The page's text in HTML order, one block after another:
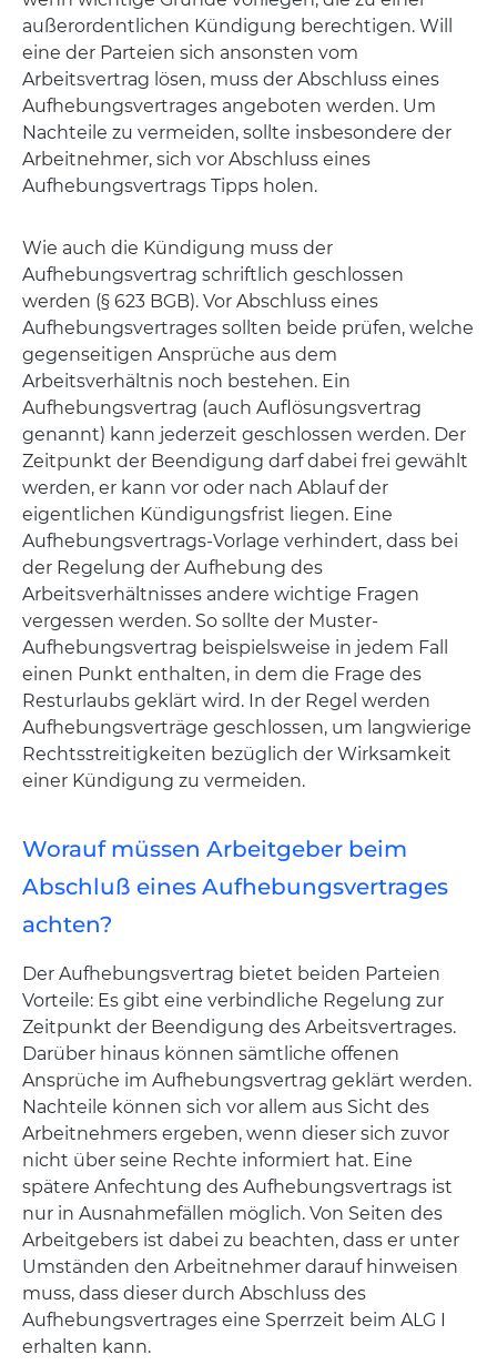
außerordentlichen Kündigung berechtigen. Will
eine der Parteien sich ansonsten vom
Arbeitsvertrag lösen, muss der Abschluss eines
Aufhebungsvertrages angeboten werden. Um
Nachteile zu vermeiden, sollte insbesondere der
Arbeitnehmer, sich vor Abschluss eines
Aufhebungsvertrags Tipps holen.
Wie auch die Kündigung muss der
Aufhebungsvertrag schriftlich geschlossen
werden (§ 623 BGB). Vor Abschluss eines
Aufhebungsvertrages sollten beide prüfen, welche
gegenseitigen Ansprüche aus dem
Arbeitsverhältnis noch bestehen. Ein
Aufhebungsvertrag (auch Auflösungsvertrag
genannt) kann jederzeit geschlossen werden. Der
Zeitpunkt der Beendigung darf dabei frei gewählt
werden, er kann vor oder nach Ablauf der
eigentlichen Kündigungsfrist liegen. Eine
Aufhebungsvertrags-Vorlage verhindert, dass bei
der Regelung der Aufhebung des
Arbeitsverhältnisses andere wichtige Fragen
vergessen werden. So sollte der Muster-
Aufhebungsvertrag beispielsweise in jedem Fall
einen Punkt enthalten, in dem die Frage des
Resturlaubs geklärt wird. In der Regel werden
Aufhebungsverträge geschlossen, um langwierige
Rechtsstreitigkeiten bezüglich der Wirksamkeit
einer Kündigung zu vermeiden.
Worauf müssen Arbeitgeber beim
Abschluß eines Aufhebungsvertrages
achten?
Der Aufhebungsvertrag bietet beiden Parteien
Vorteile: Es gibt eine verbindliche Regelung zur
Zeitpunkt der Beendigung des Arbeitsvertrages.
Darüber hinaus können sämtliche offenen
Ansprüche im Aufhebungsvertrag geklärt werden.
Nachteile können sich vor allem aus Sicht des
Arbeitnehmers ergeben, wenn dieser sich zuvor
nicht über seine Rechte informiert hat. Eine
spätere Anfechtung des Aufhebungsvertrags ist
nur in Ausnahmefällen möglich. Von Seiten des
Arbeitgebers ist dabei zu beachten, dass er unter
Umständen den Arbeitnehmer darauf hinweisen
muss, dass dieser durch Abschluss des
Aufhebungsvertrages eine Sperrzeit beim ALG I
erhalten kann.